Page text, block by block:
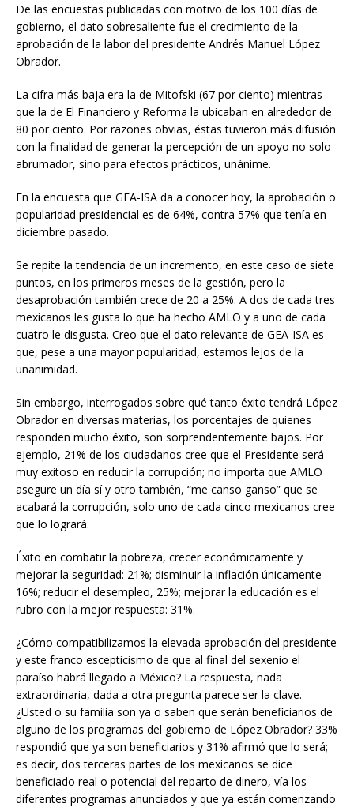
De las encuestas publicadas con motivo de los 100 días de
gobierno, el dato sobresaliente fue el crecimiento de la
aprobación de la labor del presidente Andrés Manuel López
Obrador.
La cifra más baja era la de Mitofski (67 por ciento) mientras
que la de El Financiero y Reforma la ubicaban en alrededor de
80 por ciento. Por razones obvias, éstas tuvieron más difusión
con la finalidad de generar la percepción de un apoyo no solo
abrumador, sino para efectos prácticos, unánime.
En la encuesta que GEA-ISA da a conocer hoy, la aprobación o
popularidad presidencial es de 64%, contra 57% que tenía en
diciembre pasado.
Se repite la tendencia de un incremento, en este caso de siete
puntos, en los primeros meses de la gestión, pero la
desaprobación también crece de 20 a 25%. A dos de cada tres
mexicanos les gusta lo que ha hecho AMLO y a uno de cada
cuatro le disgusta. Creo que el dato relevante de GEA-ISA es
que, pese a una mayor popularidad, estamos lejos de la
unanimidad.
Sin embargo, interrogados sobre qué tanto éxito tendrá López
Obrador en diversas materias, los porcentajes de quienes
responden mucho éxito, son sorprendentemente bajos. Por
ejemplo, 21% de los ciudadanos cree que el Presidente será
muy exitoso en reducir la corrupción; no importa que AMLO
asegure un día sí y otro también, “me canso ganso” que se
acabará la corrupción, solo uno de cada cinco mexicanos cree
que lo logrará.
Éxito en combatir la pobreza, crecer económicamente y
mejorar la seguridad: 21%; disminuir la inflación únicamente
16%; reducir el desempleo, 25%; mejorar la educación es el
rubro con la mejor respuesta: 31%.
¿Cómo compatibilizamos la elevada aprobación del presidente
y este franco escepticismo de que al final del sexenio el
paraíso habrá llegado a México? La respuesta, nada
extraordinaria, dada a otra pregunta parece ser la clave.
¿Usted o su familia son ya o saben que serán beneficiarios de
alguno de los programas del gobierno de López Obrador? 33%
respondió que ya son beneficiarios y 31% afirmó que lo será;
es decir, dos terceras partes de los mexicanos se dice
beneficiado real o potencial del reparto de dinero, vía los
diferentes programas anunciados y que ya están comenzando